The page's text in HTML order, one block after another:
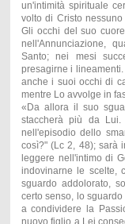
un'intimità spirituale
volto di Cristo
Gli occhi del suo
nell'Annunciazione,
Santo; nei mesi
presagirne i
anche i suoi occhi di
mentre Lo avvolge in
«Da allora il suo
staccherà più da Lui.
nell'episodio dello
così?" (Lc 2, 48); sarà
leggere nell'intimo di
indovinarne le scelte,
sguardo addolorato,
certo senso, lo
a condividere la
nuovo figlio a Lei